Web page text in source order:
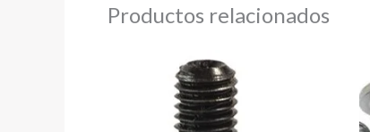
Productos relacionados